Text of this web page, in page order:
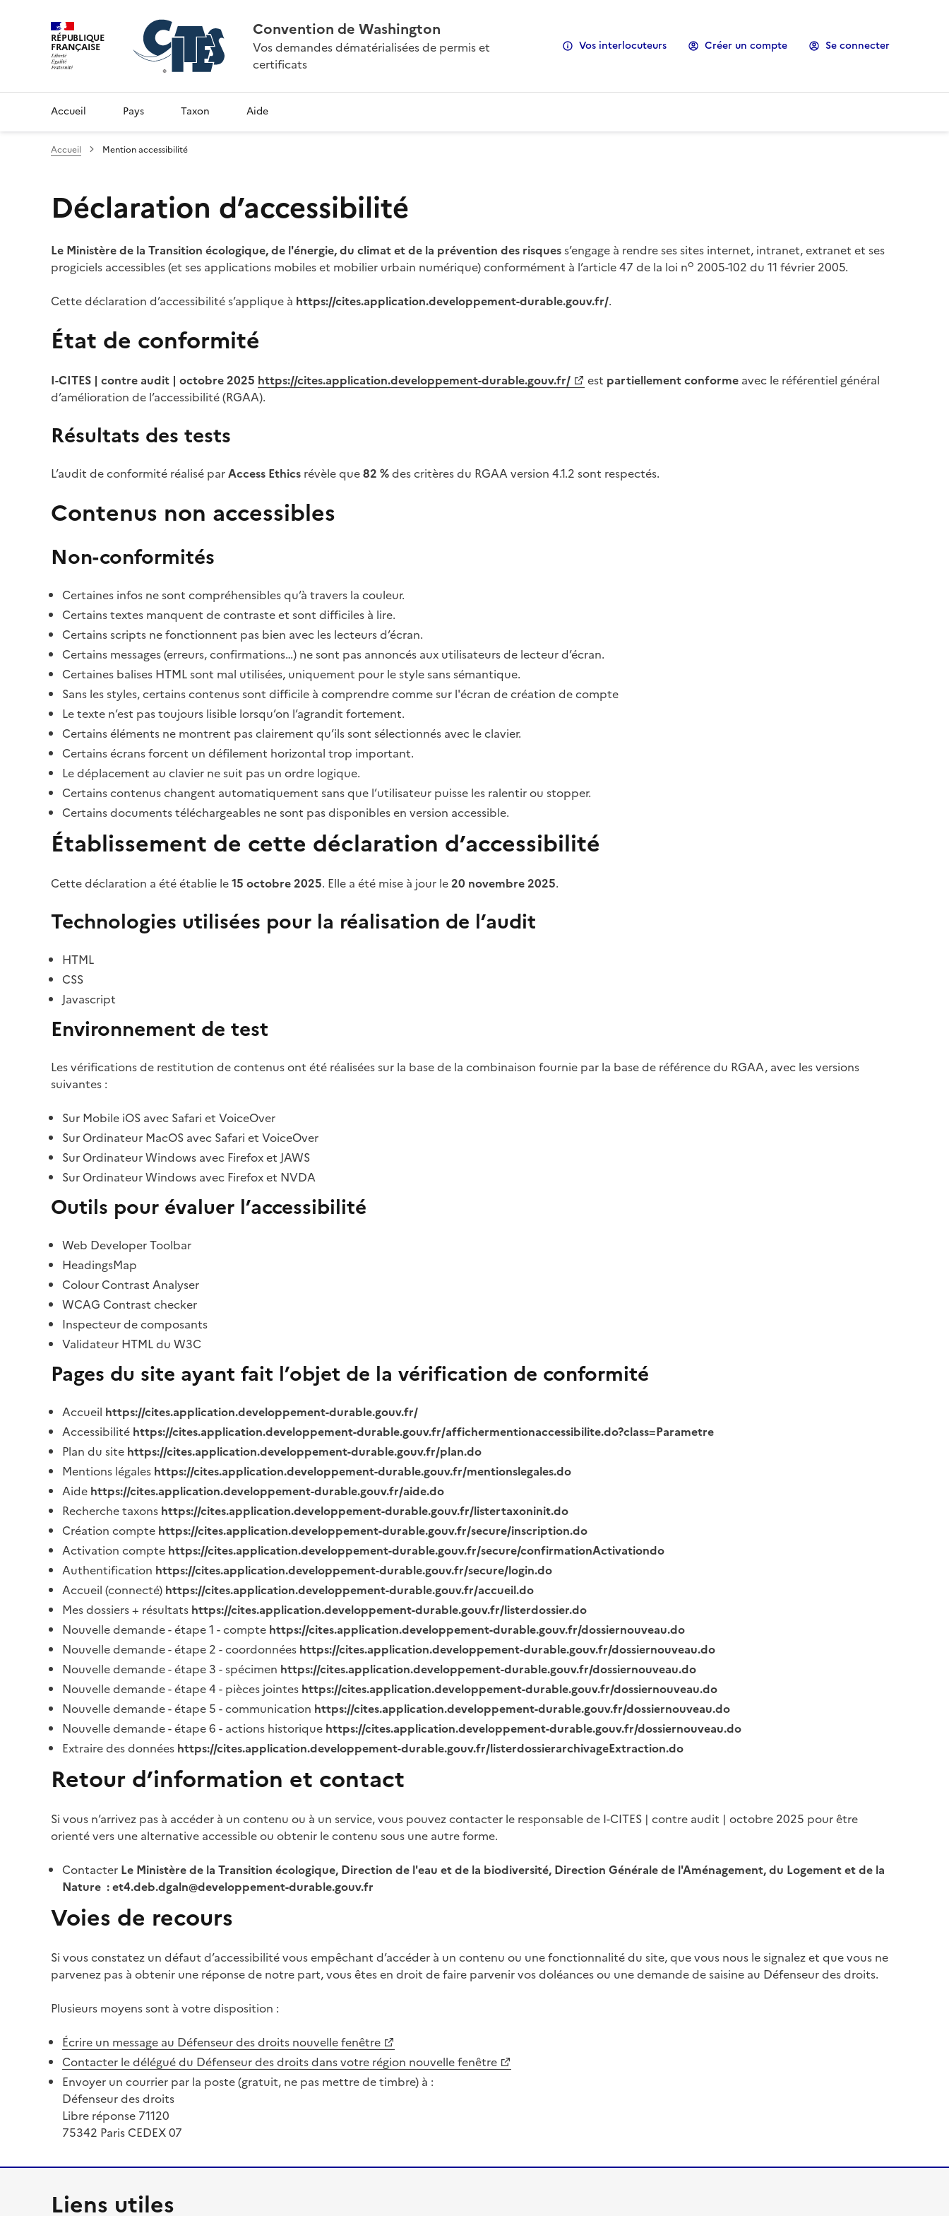
RÉPUBLIQUE
FRANÇAISE
Convention de Washington
Vos demandes dématérialisées de permis et
certificats
Vos interlocuteurs Créer un compte Se connecter
Accueil Pays Taxon Aide
Accueil Mention accessibilité
Déclaration d’accessibilité
Le Ministère de la Transition écologique, de l'énergie, du climat et de la prévention des risquess’engage à rendre ses sites internet, intranet, extranet et ses
progiciels accessibles (et ses applications mobiles et mobilier urbain numérique) conformément à l’article 47 de la loi no 2005-102 du 11 février 2005.
Cette déclaration d’accessibilité s’applique à https://cites.application.developpement-durable.gouv.fr/.
État de conformité
I-CITES | contre audit | octobre 2025 https://cites.application.developpement-durable.gouv.fr/ est partiellement conforme avec le référentiel général
d’amélioration de l’accessibilité (RGAA).
Résultats des tests
L’audit de conformité réalisé parAccess Ethics révèle que82 %des critères du RGAA version 4.1.2 sont respectés.
Contenus non accessibles
Non-conformités
Certaines infos ne sont compréhensibles qu’à travers la couleur.
Certains textes manquent de contraste et sont difficiles à lire.
Certains scripts ne fonctionnent pas bien avec les lecteurs d’écran.
Certains messages (erreurs, confirmations…) ne sont pas annoncés aux utilisateurs de lecteur d’écran.
Certaines balises HTML sont mal utilisées, uniquement pour le style sans sémantique.
Sans les styles, certains contenus sont difficile à comprendre comme sur l'écran de création de compte
Le texte n’est pas toujours lisible lorsqu’on l’agrandit fortement.
Certains éléments ne montrent pas clairement qu’ils sont sélectionnés avec le clavier.
Certains écrans forcent un défilement horizontal trop important.
Le déplacement au clavier ne suit pas un ordre logique.
Certains contenus changent automatiquement sans que l’utilisateur puisse les ralentir ou stopper.
Certains documents téléchargeables ne sont pas disponibles en version accessible.
Établissement de cette déclaration d’accessibilité
Cette déclaration a été établie le15 octobre 2025. Elle a été mise à jour le20 novembre 2025.
Technologies utilisées pour la réalisation de l’audit
HTML
CSS
Javascript
Environnement de test
Les vérifications de restitution de contenus ont été réalisées sur la base de la combinaison fournie par la base de référence du RGAA, avec les versions
suivantes :
Sur Mobile iOS avec Safari et VoiceOver
Sur Ordinateur MacOS avec Safari et VoiceOver
Sur Ordinateur Windows avec Firefox et JAWS
Sur Ordinateur Windows avec Firefox et NVDA
Outils pour évaluer l’accessibilité
Web Developer Toolbar
HeadingsMap
Colour Contrast Analyser
WCAG Contrast checker
Inspecteur de composants
Validateur HTML du W3C
Pages du site ayant fait l’objet de la vérification de conformité
Accueil https://cites.application.developpement-durable.gouv.fr/
Accessibilité https://cites.application.developpement-durable.gouv.fr/affichermentionaccessibilite.do?class=Parametre
Plan du site https://cites.application.developpement-durable.gouv.fr/plan.do
Mentions légales https://cites.application.developpement-durable.gouv.fr/mentionslegales.do
Aide https://cites.application.developpement-durable.gouv.fr/aide.do
Recherche taxons https://cites.application.developpement-durable.gouv.fr/listertaxoninit.do
Création compte https://cites.application.developpement-durable.gouv.fr/secure/inscription.do
Activation compte https://cites.application.developpement-durable.gouv.fr/secure/confirmationActivationdo
Authentification https://cites.application.developpement-durable.gouv.fr/secure/login.do
Accueil (connecté) https://cites.application.developpement-durable.gouv.fr/accueil.do
Mes dossiers + résultats https://cites.application.developpement-durable.gouv.fr/listerdossier.do
Nouvelle demande - étape 1 - compte https://cites.application.developpement-durable.gouv.fr/dossiernouveau.do
Nouvelle demande - étape 2 - coordonnées https://cites.application.developpement-durable.gouv.fr/dossiernouveau.do
Nouvelle demande - étape 3 - spécimen https://cites.application.developpement-durable.gouv.fr/dossiernouveau.do
Nouvelle demande - étape 4 - pièces jointes https://cites.application.developpement-durable.gouv.fr/dossiernouveau.do
Nouvelle demande - étape 5 - communication https://cites.application.developpement-durable.gouv.fr/dossiernouveau.do
Nouvelle demande - étape 6 - actions historique https://cites.application.developpement-durable.gouv.fr/dossiernouveau.do
Extraire des données https://cites.application.developpement-durable.gouv.fr/listerdossierarchivageExtraction.do
Retour d’information et contact
Si vous n’arrivez pas à accéder à un contenu ou à un service, vous pouvez contacter le responsable de I-CITES | contre audit | octobre 2025 pour être
orienté vers une alternative accessible ou obtenir le contenu sous une autre forme.
Contacter Le Ministère de la Transition écologique, Direction de l'eau et de la biodiversité, Direction Générale de l'Aménagement, du Logement et de la
Nature : et4.deb.dgaln@developpement-durable.gouv.fr
Voies de recours
Si vous constatez un défaut d’accessibilité vous empêchant d’accéder à un contenu ou une fonctionnalité du site, que vous nous le signalez et que vous ne
parvenez pas à obtenir une réponse de notre part, vous êtes en droit de faire parvenir vos doléances ou une demande de saisine au Défenseur des droits.
Plusieurs moyens sont à votre disposition :
Écrire un message au Défenseur des droits nouvelle fenêtre
Contacter le délégué du Défenseur des droits dans votre région nouvelle fenêtre
Envoyer un courrier par la poste (gratuit, ne pas mettre de timbre) à :
Défenseur des droits
Libre réponse 71120
75342 Paris CEDEX 07
Liens utiles